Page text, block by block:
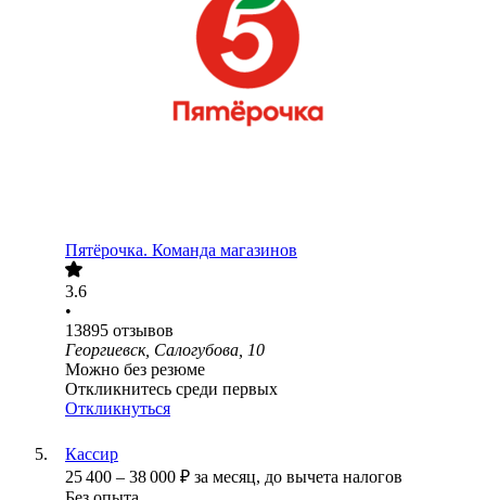
Пятёрочка. Команда магазинов
3.6
•
13895 отзывов
Георгиевск, Салогубова, 10
Можно без резюме
Откликнитесь среди первых
Откликнуться
Кассир
25 400 – 38 000 ₽ за месяц, до вычета налогов